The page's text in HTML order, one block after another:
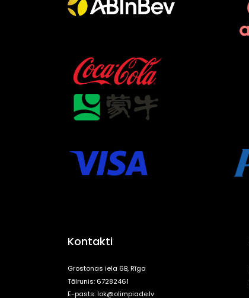
Kontakti
Grostonas iela 6B, Rīga
Tālrunis: 67282461
E-pasts:lok@olimpiade.lv